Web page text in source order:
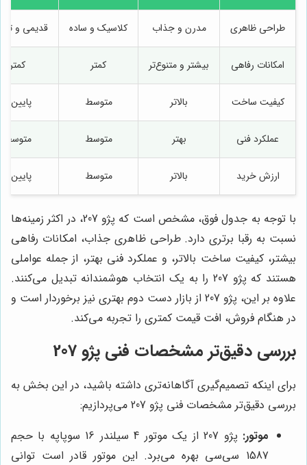
طراحی ظاهری مدرن و جذاب کلاسیک و ساده قدیمی و
امکانات رفاهی بیشتر و متنوع‌تر کمتر کمتر
کیفیت ساخت بالاتر متوسط پایین‌تر
عملکرد فنی بهتر متوسط متوسط
ارزش خرید بالاتر متوسط پایین‌تر
با توجه به جدول فوق، مشخص است که پژو 207، در اکثر زمینه‌ها
نسبت به رقبا برتری دارد. طراحی ظاهری جذاب، امکانات رفاهی
بیشتر، کیفیت ساخت بالاتر، و عملکرد فنی بهتر، از جمله عواملی
هستند که پژو 207 را به یک انتخاب هوشمندانه تبدیل می‌کنند.
علاوه بر این، پژو 207 از بازار دست دوم بهتری نیز برخوردار است و
در هنگام فروش، افت قیمت کمتری را تجربه می‌کند.
بررسی دقیق‌تر مشخصات فنی پژو 207
برای اینکه تصمیم‌گیری آگاهانه‌تری داشته باشید، در این بخش به
بررسی دقیق‌تر مشخصات فنی پژو 207 می‌پردازیم:
موتور:
پژو 207 از یک موتور 4 سیلندر 16 سوپاپه با حجم
1587 سی‌سی بهره می‌برد. این موتور قادر است توانی